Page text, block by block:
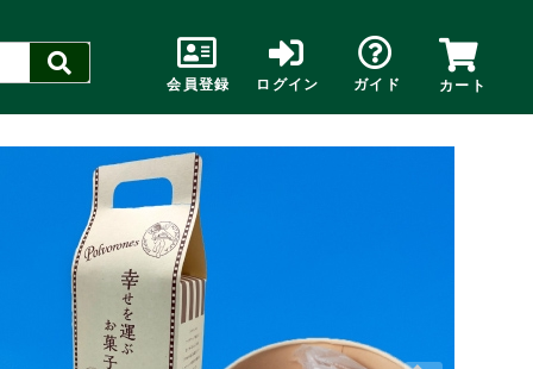
会員登録 ログイン ガイド カート